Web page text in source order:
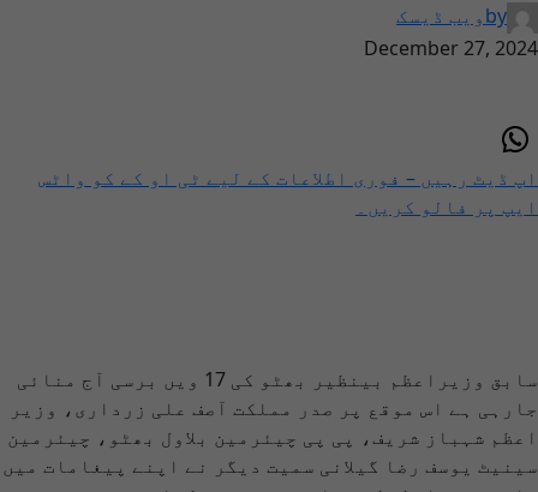
byویب ڈیسک
December 27, 2024
اپ ڈیٹ رہیں – فوری اطلاعات کے لیے ٹی او کے کو واٹس
ایپ پر فالو کریں۔
سابق وزیراعظم بینظیر بھٹو کی 17 ویں برسی آج منائی
جارہی ہے اس موقع پر صدر مملکت آصف علی زرداری، وزیر
اعظم شہباز شریف، پی پی چیئرمین بلاول بھٹو، چیئرمین
سینیٹ یوسف رضا گیلانی سمیت دیگر نے اپنے پیغامات میں